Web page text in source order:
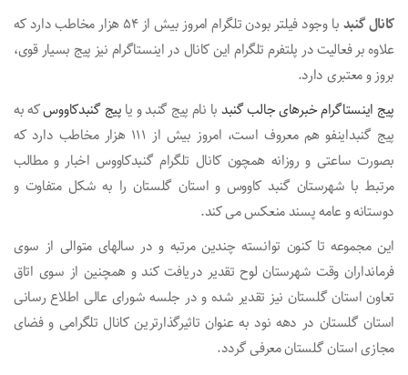
کانال گنبد
با وجود فیلتر بودن تلگرام امروز بیش از 54 هزار مخاطب دارد که
علاوه بر فعالیت در پلتفرم تلگرام این کانال در اینستاگرام نیز پیج بسیار قوی،
بروز و معتبری دارد.
پیج اینستاگرام خبرهای جالب گنبدبا نام پیج گنبد و یاپیج گنبدکاووسکه به
پیج گنبداینفو هم معروف است، امروز بیش از 111 هزار مخاطب دارد که
بصورت ساعتی و روزانه همچون کانال تلگرام گنبدکاووس اخبار و مطالب
مرتبط با شهرستان گنبد کاووس و استان گلستان را به شکل متفاوت و
دوستانه و عامه پسند منعکس می کند.
این مجموعه تا کنون توانسته چندین مرتبه و در سالهای متوالی از سوی
فرمانداران وقت شهرستان لوح تقدیر دریافت کند و همچنین از سوی اتاق
تعاون استان گلستان نیز تقدیر شده و در جلسه شورای عالی اطلاع رسانی
استان گلستان در دهه نود به عنوان تاثیرگذارترین کانال تلگرامی و فضای
مجازی استان گلستان معرفی گردد.